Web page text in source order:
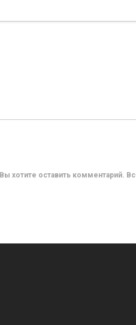
хотите оставить комментарий.